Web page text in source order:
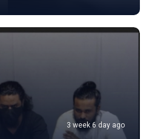
3 week 6 day ago